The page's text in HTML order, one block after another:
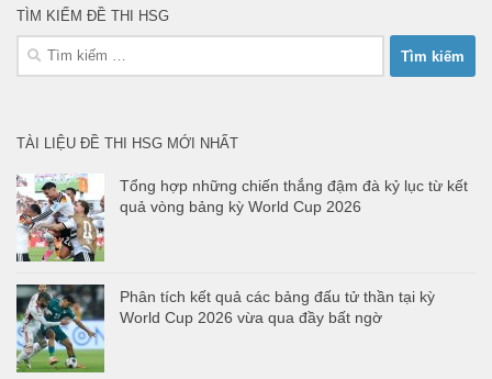
TÌM KIẾM ĐỀ THI HSG
Tìm
kiếm
TÀI LIỆU ĐỀ THI HSG MỚI NHẤT
Tổng hợp những chiến thắng đậm đà kỷ lục từ kết
quả vòng bảng kỳ World Cup 2026
Phân tích kết quả các bảng đấu tử thần tại kỳ
World Cup 2026 vừa qua đầy bất ngờ